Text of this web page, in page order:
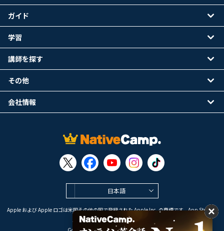
日本語
Apple および Apple ロゴは米国その他の国で登録された Apple Inc. の商標です。App Store は
Apple Inc. のサービスマークです。
ガイド
学習
講師を探す
その他
会社情報